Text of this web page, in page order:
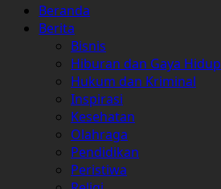
Primary
Menu
Beranda
Berita
Bisnis
Hiburan dan Gaya Hidup
Hukum dan Kriminal
Inspirasi
Kesehatan
Olahraga
Pendidikan
Peristiwa